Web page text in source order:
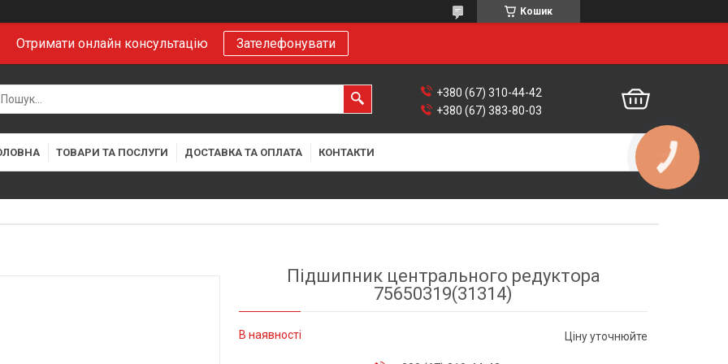
Кошик
Отримати онлайн консультацію Зателефонувати
+380 (67) 310-44-42
+380 (67) 383-80-03
ТОВАРИ ТА ПОСЛУГИ ДОСТАВКА ТА ОПЛАТА КОНТАКТИ
Підшипник центрального редуктора
75650319(31314)
В наявності Ціну уточнюйте
КНОПКА
ЗВ'ЯЗКУ